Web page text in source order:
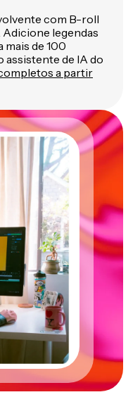
com B-roll
legendas
mais de 100
assistente de IA do
a partir